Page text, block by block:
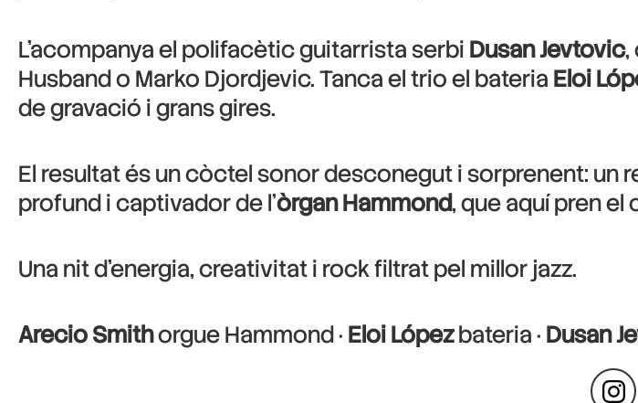
L’acompanya el polifacètic guitarrista serbi Dusan Jevtovic,
Husband o Marko Djordjevic. Tanca el trio el bateria Eloi
de gravació i grans gires.
El resultat és un còctel sonor desconegut i sorprenent: un
profund i captivador de l’òrgan Hammond, que aquí pren
Una nit d’energia, creativitat i rock filtrat pel millor jazz.
Arecio Smithorgue Hammond · Eloi Lópezbateria · Dusan